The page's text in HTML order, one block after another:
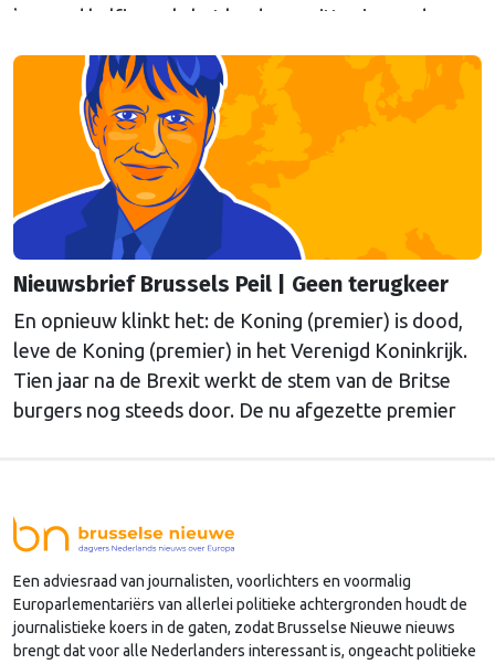
komend halfjaar, als het land voorzitter is van de
Britten, schrijft onze hoofdredacteur Bert van
Slooten (cartoon) in de nieuwsbrief Brussels Peil van
deze week.
Nieuwsbrief Brussels Peil | Geen terugkeer
En opnieuw klinkt het: de Koning (premier) is dood,
leve de Koning (premier) in het Verenigd Koninkrijk.
Tien jaar na de Brexit werkt de stem van de Britse
burgers nog steeds door. De nu afgezette premier
lidmaatschap van de Unie, schrijft onze
hoofdredacteur Bert van Slooten (cartoon) deze
week in de nieuwsbrief Brussels Peil.
Een adviesraad van journalisten, voorlichters en voormalig
Europarlementariërs van allerlei politieke achtergronden houdt de
journalistieke koers in de gaten, zodat Brusselse Nieuwe nieuws
brengt dat voor alle Nederlanders interessant is, ongeacht politieke